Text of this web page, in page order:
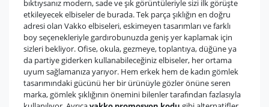
bıktıysanız modern, sade ve şık görüntüleriyle sizi ilk görüşte
etkileyecek elbiseler de burada. Tek parça şıklığın en doğru
adresi olan Vakko elbiseleri, eskimeyen tasarımları ve farklı
boy seçenekleriyle gardırobunuzda geniş yer kaplamak için
sizleri bekliyor. Ofise, okula, gezmeye, toplantıya, düğüne ya
da partiye giderken kullanabileceğiniz elbiseler, her ortama
uyum sağlamanıza yarıyor. Hem erkek hem de kadın gömlek
tasarımındaki gücünü her bir ürünüyle gözler önüne seren
marka, gömlek şıklığının önemini bilenler tarafından fazlasıyla